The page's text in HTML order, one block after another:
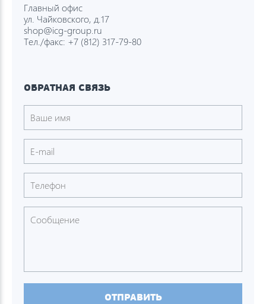
Главный офис
ул. Чайковского, д.17
shop@icg-group.ru
Тел./факс: +7 (812) 317-79-80
ОБРАТНАЯ СВЯЗЬ
ОТПРАВИТЬ